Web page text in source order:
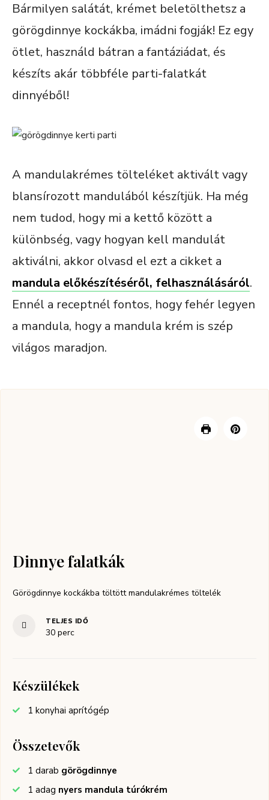
Bármilyen salátát, krémet beletölthetsz a
görögdinnye kockákba, imádni fogják! Ez egy
ötlet, használd bátran a fantáziádat, és
készíts akár többféle parti-falatkát
dinnyéből!
A mandulakrémes tölteléket aktivált vagy
blansírozott mandulából készítjük. Ha még
nem tudod, hogy mi a kettő között a
különbség, vagy hogyan kell mandulát
aktiválni, akkor olvasd el ezt a cikket a
mandula előkészítéséről, felhasználásáról.
Ennél a receptnél fontos, hogy fehér legyen
a mandula, hogy a mandula krém is szép
világos maradjon.
Dinnye falatkák
Görögdinnye kockákba töltött mandulakrémes töltelék
TELJES IDŐ
30 perc
Készülékek
1 konyhai aprítógép
Összetevők
1 darab görögdinnye
1 adag nyers mandula túrókrém